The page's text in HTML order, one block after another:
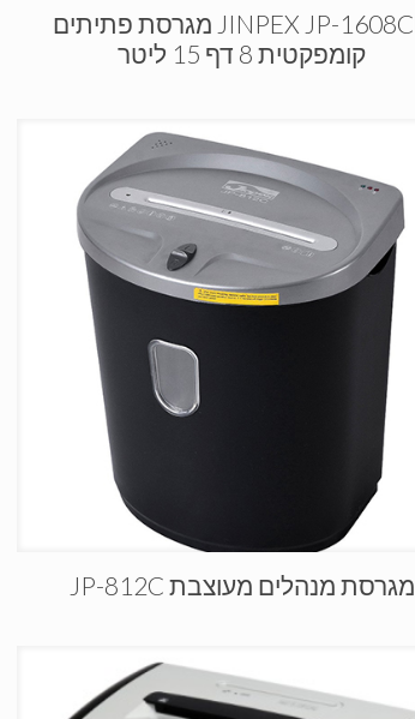
JINPEX JP-1608CD מגרסת פתיתים
קומפקטית 8 דף 15 ליטר
מגרסת מנהלים מעוצבת JP-812C